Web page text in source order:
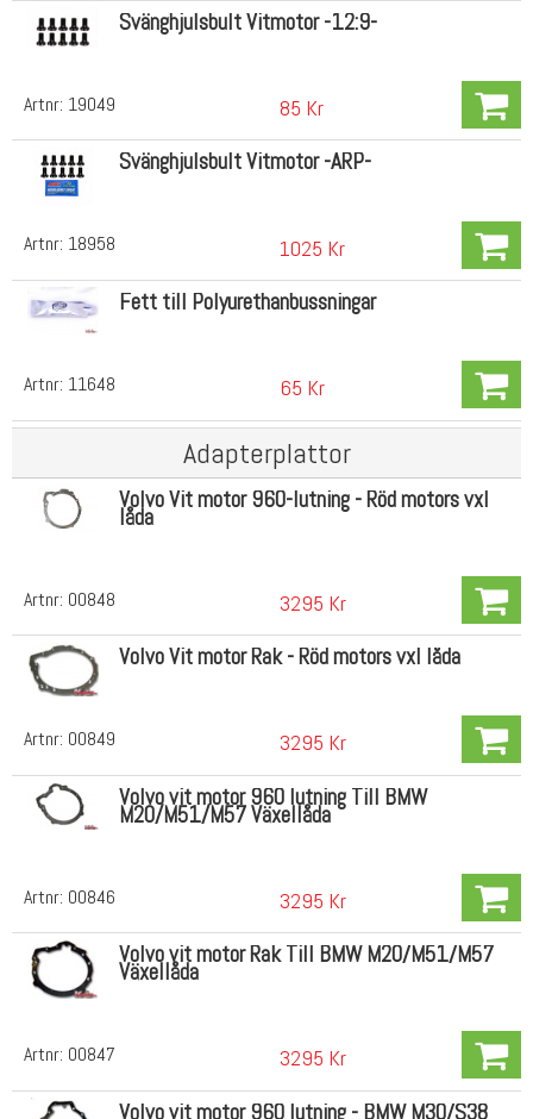
Artnr: 19049
Svänghjulsbult Vitmotor -12:9-
85 Kr
Artnr: 18958
Svänghjulsbult Vitmotor -ARP-
1025 Kr
Artnr: 11648
Fett till Polyurethanbussningar
65 Kr
Adapterplattor
Artnr: 00848
Volvo Vit motor 960-lutning - Röd motors vxl
låda
3295 Kr
Artnr: 00849
Volvo Vit motor Rak - Röd motors vxl låda
3295 Kr
Artnr: 00846
Volvo vit motor 960 lutning Till BMW
M20/M51/M57 Växellåda
3295 Kr
Artnr: 00847
Volvo vit motor Rak Till BMW M20/M51/M57
Växellåda
3295 Kr
Volvo vit motor 960 lutning - BMW M30/S38